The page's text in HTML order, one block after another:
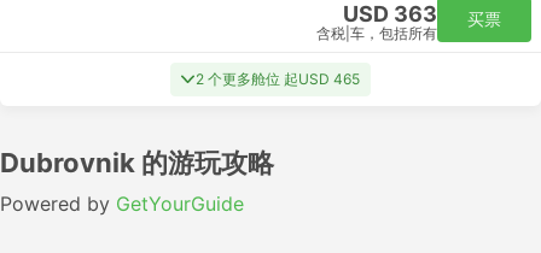
USD 363
含税 车，包括所有
买票
2 个更多舱位 起USD 465
Dubrovnik 的游玩攻略
Powered by GetYourGuide